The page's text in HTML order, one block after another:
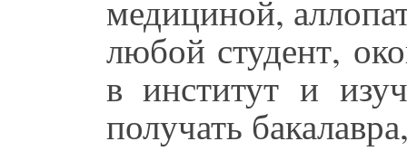
медициной,
любой студент,
в институт и
получать